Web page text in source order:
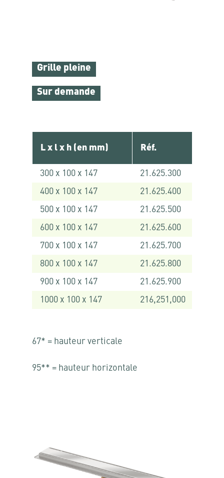
Grille pleine
Sur demande
L x l x h (en mm) Réf.
300 x 100 x 147
21.625.300
400 x 100 x 147
21.625.400
500 x 100 x 147
21.625.500
600 x 100 x 147
21.625.600
700 x 100 x 147
21.625.700
800 x 100 x 147
21.625.800
900 x 100 x 147
21.625.900
1000 x 100 x 147
216,251,000
67* = hauteur verticale
95** = hauteur horizontale